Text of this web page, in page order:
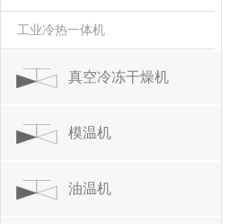
工业冷热一体机
真空冷冻干燥机
模温机
油温机